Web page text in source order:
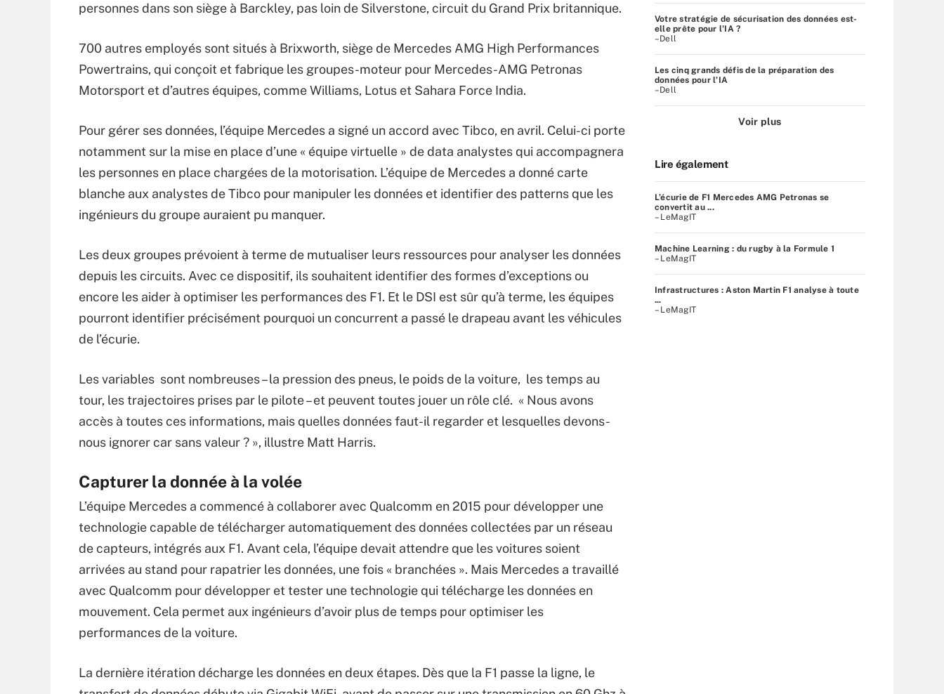
personnes dans son siège à Barckley, pas loin de Silverstone, circuit du Grand Prix britannique.
700 autres employés sont situés à Brixworth, siège de Mercedes AMG High Performances
Powertrains, qui conçoit et fabrique les groupes-moteur pour Mercedes-AMG Petronas
Motorsport et d’autres équipes, comme Williams, Lotus et Sahara Force India.
Pour gérer ses données, l’équipe Mercedes a signé un accord avec Tibco, en avril. Celui-ci porte
notamment sur la mise en place d’une « équipe virtuelle » de data analystes qui accompagnera
les personnes en place chargées de la motorisation. L’équipe de Mercedes a donné carte
blanche aux analystes de Tibco pour manipuler les données et identifier des patterns que les
ingénieurs du groupe auraient pu manquer.
Les deux groupes prévoient à terme de mutualiser leurs ressources pour analyser les données
depuis les circuits. Avec ce dispositif, ils souhaitent identifier des formes d’exceptions ou
encore les aider à optimiser les performances des F1. Et le DSI est sûr qu’à terme, les équipes
pourront identifier précisément pourquoi un concurrent a passé le drapeau avant les véhicules
de l’écurie.
Les variables sont nombreuses – la pression des pneus, le poids de la voiture, les temps au
tour, les trajectoires prises par le pilote – et peuvent toutes jouer un rôle clé. « Nous avons
accès à toutes ces informations, mais quelles données faut-il regarder et lesquelles devons-
nous ignorer car sans valeur ? », illustre Matt Harris.
Capturer la donnée à la volée
L’équipe Mercedes a commencé à collaborer avec Qualcomm en 2015 pour développer une
technologie capable de télécharger automatiquement des données collectées par un réseau
de capteurs, intégrés aux F1. Avant cela, l’équipe devait attendre que les voitures soient
arrivées au stand pour rapatrier les données, une fois « branchées ». Mais Mercedes a travaillé
avec Qualcomm pour développer et tester une technologie qui télécharge les données en
mouvement. Cela permet aux ingénieurs d’avoir plus de temps pour optimiser les
performances de la voiture.
La dernière itération décharge les données en deux étapes. Dès que la F1 passe la ligne, le
Votre stratégie de sécurisation des données est-
elle prête pour l'IA ?
–Dell
Les cinq grands défis de la préparation des
données pour l’IA
–Dell
Voir plus
Lire également
L’écurie de F1 Mercedes AMG Petronas se
convertit au ...
– LeMagIT
Machine Learning : du rugby à la Formule 1
– LeMagIT
Infrastructures : Aston Martin F1 analyse à toute
...
– LeMagIT